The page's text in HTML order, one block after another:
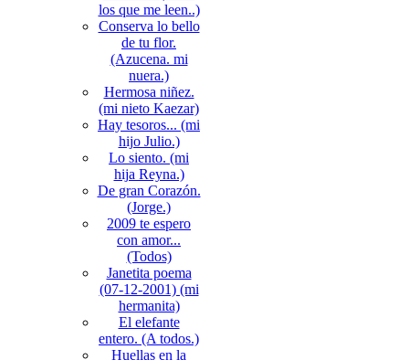
los que me leen..)
Conserva lo bello
de tu flor.
(Azucena. mi
nuera.)
Hermosa niñez.
(mi nieto Kaezar)
Hay tesoros... (mi
hijo Julio.)
Lo siento. (mi
hija Reyna.)
De gran Corazón.
(Jorge.)
2009 te espero
con amor...
(Todos)
Janetita poema
(07-12-2001) (mi
hermanita)
El elefante
entero. (A todos.)
Huellas en la